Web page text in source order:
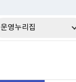
운영누리집